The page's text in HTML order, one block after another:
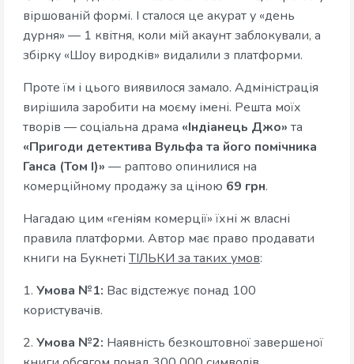
віршованій формі. І сталося це акурат у «день
дурня» — 1 квітня, коли мій акаунт заблокували, а
збірку «Шоу виродків» видалили з платформи.
Проте їм і цього виявилося замало. Адміністрація
вирішила заробити на моєму імені. Решта моїх
творів — соціальна драма «Індіанець Джо» та
«Пригоди детектива Вульфа та його помічника
Ганса (Том І)» — раптово опинилися на
комерційному продажу за ціною 69 грн.
Нагадаю цим «геніям комерції» їхні ж власні
правила платформи. Автор має право продавати
книги на БукнетіТІЛЬКИ за таких умов:
1. Умова №1: Вас відстежує понад 100
користувачів.
2. Умова №2: Наявність безкоштовної завершеної